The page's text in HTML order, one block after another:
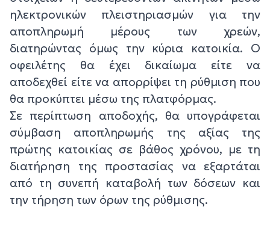
ηλεκτρονικών πλειστηριασμών για την
αποπληρωμή μέρους των χρεών,
διατηρώντας όμως την κύρια κατοικία. Ο
οφειλέτης θα έχει δικαίωμα είτε να
αποδεχθεί είτε να απορρίψει τη ρύθμιση που
θα προκύπτει μέσω της πλατφόρμας.
Σε περίπτωση αποδοχής, θα υπογράφεται
σύμβαση αποπληρωμής της αξίας της
πρώτης κατοικίας σε βάθος χρόνου, με τη
διατήρηση της προστασίας να εξαρτάται
από τη συνεπή καταβολή των δόσεων και
την τήρηση των όρων της ρύθμισης.